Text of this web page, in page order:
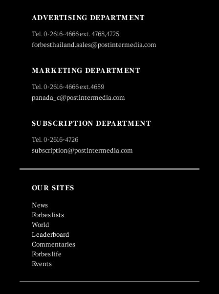
ADVERTISING DEPARTMENT
Tel. 0-2616-4666 ext. 4768,4725
forbesthailand.sales@postintermedia.com
MARKETING DEPARTMENT
Tel. 0-2616-4666 ext.4659
panada_c@postintermedia.com
SUBSCRIPTION DEPARTMENT
Tel. 0-2616-4726
subscription@postintermedia.com
OUR SITES
News
Forbes lists
World
Leaderboard
Commentaries
Forbes life
Events